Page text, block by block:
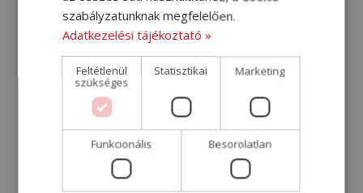
Olaszország szállítási árak
Raktáros-gépkocsivezetőt keresünk
Raktárost keresünk
Raktározás, bútorok tárolása
Sütikezelési szabályzat
Svédország szállítási árak
Szállítás – Svédország
Szállítás Ausztriába
szabályzatunknak megfelelően.
Adatkezelési tájékoztató »
Feltétlenül
szükséges
Statisztikai Marketing
Funkcionális Besorolatlan